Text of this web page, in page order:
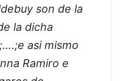
son de la
la dicha
asi mismo
Ramiro e